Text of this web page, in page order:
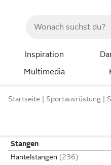
Inspiration
Multimedia
Startseite Sportausrüstung
Stangen
Hantelstangen